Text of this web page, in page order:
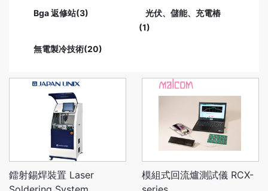
Bga 返修站(3)
光伏、儲能、充電樁
(1)
無電製冷技術(20)
鐳射錫焊裝置 Laser
模組式回流爐測試儀 RCX-